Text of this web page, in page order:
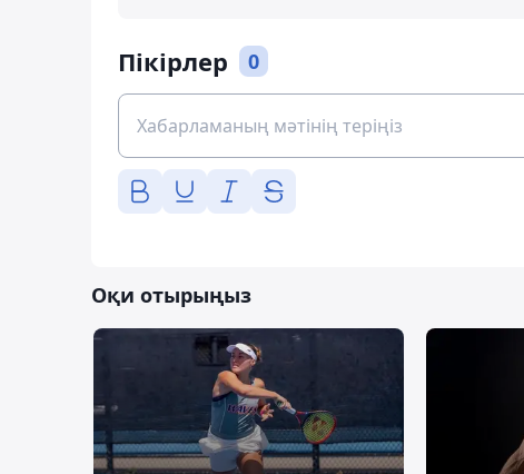
Пікірлер 0
Оқи отырыңыз